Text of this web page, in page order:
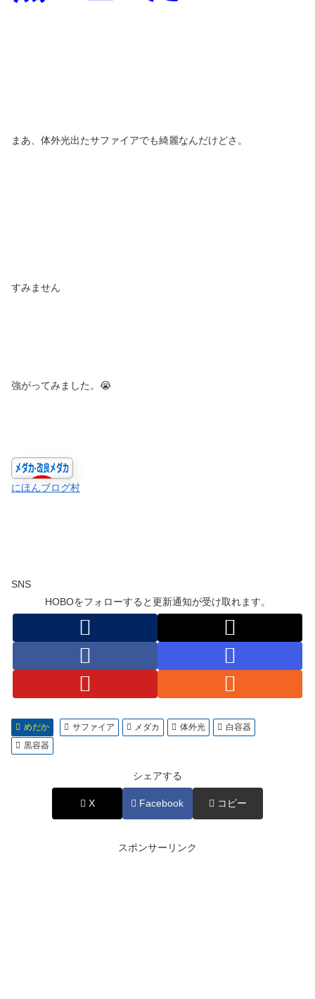
まあ、体外光出たサファイアでも綺麗なんだけどさ。
すみません
強がってみました。😭
にほんブログ村
SNS
HOBOをフォローすると更新通知が受け取れます。
めだか サファイア メダカ 体外光
白容器
黒容器
シェアする
X Facebook コピー
スポンサーリンク